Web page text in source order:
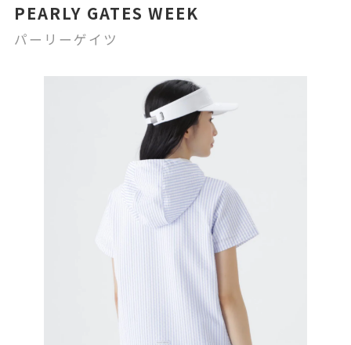
PEARLY GATES WEEK
パーリーゲイツ